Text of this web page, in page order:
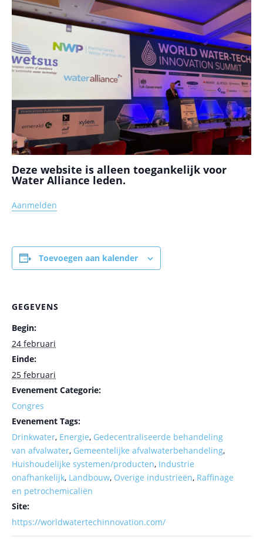
Deze website is alleen toegankelijk voor
Water Alliance leden.
Aanmelden
Toevoegen aan kalender
GEGEVENS
Begin:
24 februari
Einde:
25 februari
Evenement Categorie:
Congres
Evenement Tags:
Drinkwater, Energie, Gedecentraliseerde behandeling
van afvalwater, Gemeentelijke afvalwaterbehandeling,
Huishoudelijke systemen/producten, Industrie
onafhankelijk, Landbouw, Overige industrieën, Raffinage
en petrochemicaliën
Site:
https://worldwatertechinnovation.com/